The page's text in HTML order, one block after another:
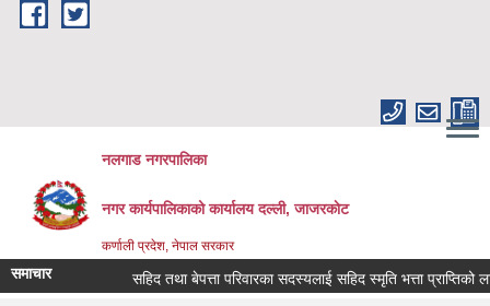
Skip to main content
नलगाड नगरपालिका
नगर कार्यपालिकाको कार्यालय दल्ली, जाजरकाेट
कर्णाली प्रदेश, नेपाल सरकार
समाचार सहिद तथा बेपत्ता परिवारका सदस्यलाई सहिद स्मृति भत्ता प्राप्तिको लागि